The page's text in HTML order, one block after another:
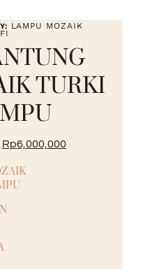
LAMPU MOZAIK
TURKI
Rp6,000,000